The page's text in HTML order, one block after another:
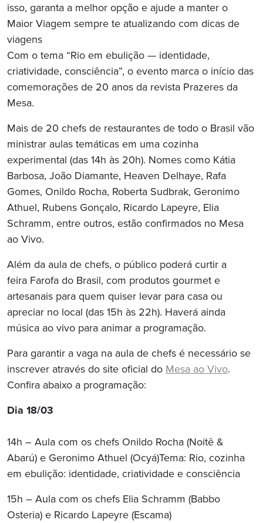
isso, garanta a melhor opção e ajude a manter o
Maior Viagem sempre te atualizando com dicas de
viagens
Com o tema “Rio em ebulição — identidade,
criatividade, consciência”, o evento marca o início das
comemorações de 20 anos da revista Prazeres da
Mesa.
Mais de 20 chefs de restaurantes de todo o Brasil vão
ministrar aulas temáticas em uma cozinha
experimental (das 14h às 20h). Nomes como Kátia
Barbosa, João Diamante, Heaven Delhaye, Rafa
Gomes, Onildo Rocha, Roberta Sudbrak, Geronimo
Athuel, Rubens Gonçalo, Ricardo Lapeyre, Elia
Schramm, entre outros, estão confirmados no Mesa
ao Vivo.
Além da aula de chefs, o público poderá curtir a
feira Farofa do Brasil, com produtos gourmet e
artesanais para quem quiser levar para casa ou
apreciar no local (das 15h às 22h). Haverá ainda
música ao vivo para animar a programação.
Para garantir a vaga na aula de chefs é necessário se
inscrever através do site oficial do Mesa ao Vivo.
Confira abaixo a programação:
Dia 18/03
14h – Aula com os chefs Onildo Rocha (Noitê &
Abarú) e Geronimo Athuel (Ocyá)Tema: Rio, cozinha
em ebulição: identidade, criatividade e consciência
15h – Aula com os chefs Elia Schramm (Babbo
Osteria) e Ricardo Lapeyre (Escama)